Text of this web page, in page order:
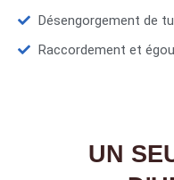
Désengorgement de
Raccordement et
UN